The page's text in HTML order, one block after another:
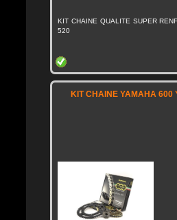
KIT CHAINE QUALITE SUPER
520
KIT CHAINE YAMAHA 600